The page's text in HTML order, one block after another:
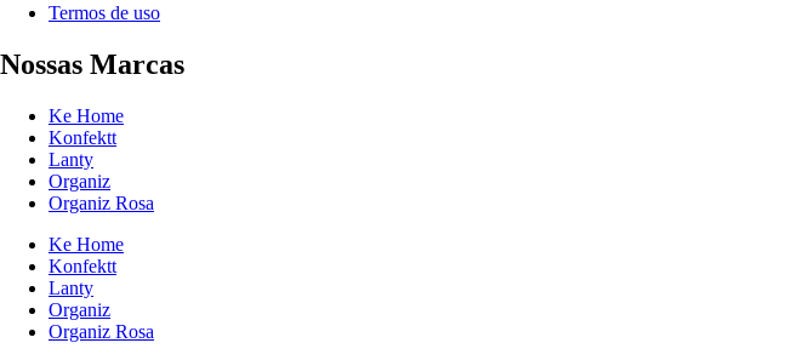
Termos de uso
Nossas Marcas
Ke Home
Konfektt
Lanty
Organiz
Organiz Rosa
Ke Home
Konfektt
Lanty
Organiz
Organiz Rosa